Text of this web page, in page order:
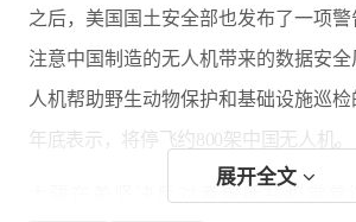
之后，美国国土安全部也发布了一项警
注意中国制造的无人机带来的数据安
人机帮助野生动物保护和基础设施巡
年底表示，将停飞约800架中国无人机。
展开全文